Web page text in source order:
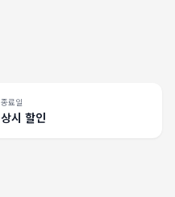
종료일
상시 할인